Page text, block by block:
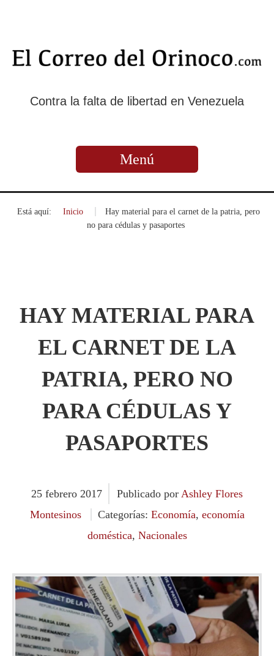
Contra la falta de libertad en Venezuela
Menú
Está aquí: Inicio
Hay material para el carnet de la patria, pero
no para cédulas y pasaportes
HAY MATERIAL PARA
EL CARNET DE LA
PATRIA, PERO NO
PARA CÉDULAS Y
PASAPORTES
25 febrero 2017 Publicado por Ashley Flores
Montesinos
Categorías: Economía, economía
doméstica, Nacionales